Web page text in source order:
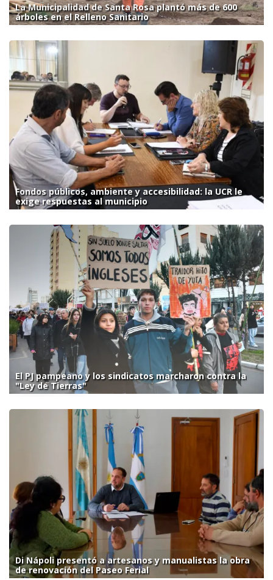
La Municipalidad de Santa Rosa plantó más de 600
árboles en el Relleno Sanitario
Fondos públicos, ambiente y accesibilidad: la UCR le
exige respuestas al municipio
El PJ pampeano y los sindicatos marcharon contra la
"Ley de Tierras"
Di Nápoli presentó a artesanos y manualistas la obra
de renovación del Paseo Ferial